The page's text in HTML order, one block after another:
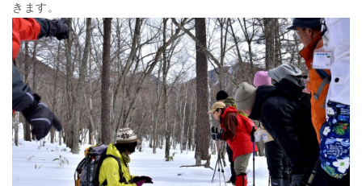
きます。